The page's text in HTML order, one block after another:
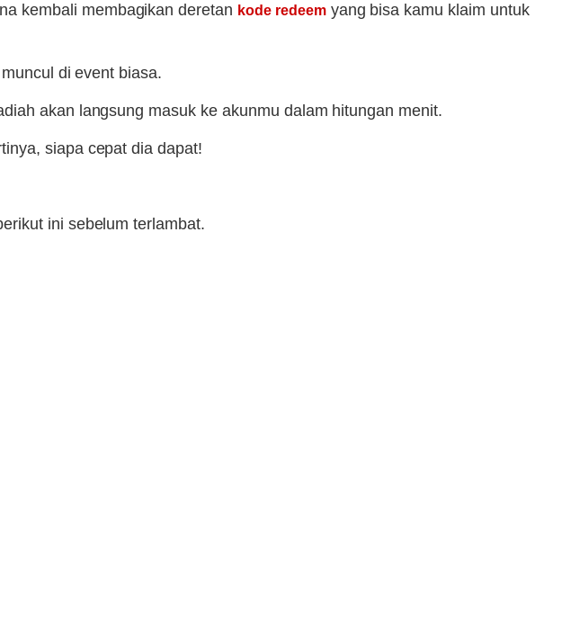
kembali membagikan deretan kode redeemyang bisa kamu klaim untuk
di event biasa.
akan langsung masuk ke akunmu dalam hitungan menit.
siapa cepat dia dapat!
ini sebelum terlambat.